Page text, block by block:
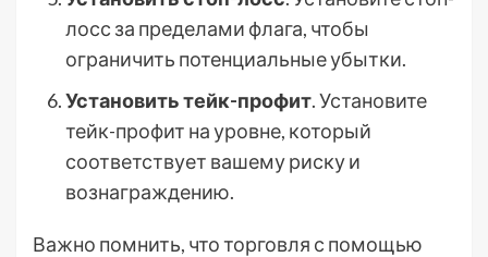
лосс за пределами флага, чтобы
ограничить потенциальные убытки.
Установить тейк-профит. Установите
тейк-профит на уровне, который
соответствует вашему риску и
вознаграждению.
Важно помнить, что торговля с помощью